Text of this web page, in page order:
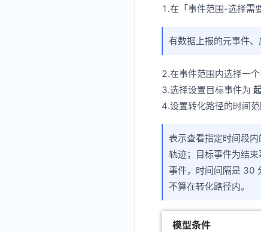
1.在「事件范围-选择需
有数据上报的元事件、
2.在事件范围内选择一
3.选择设置目标事件为
4.设置转化路径的时间范
表示查看指定时间段
轨迹；目标事件为结
事件，时间间隔是 30
不算在转化路径内。